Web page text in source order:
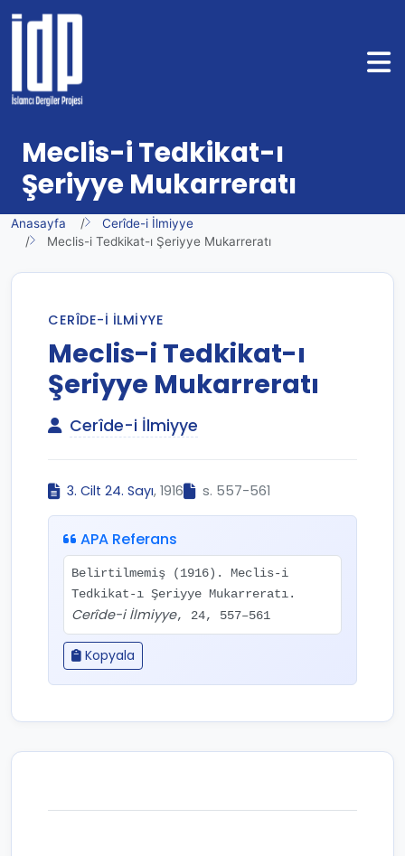
Meclis-i Tedkikat-ı
Şeriyye Mukarreratı
Anasayfa
Cerîde-i İlmiyye
Meclis-i Tedkikat-ı Şeriyye Mukarreratı
CERÎDE-I İLMIYYE
Meclis-i Tedkikat-ı
Şeriyye Mukarreratı
Cerîde-i İlmiyye
3. Cilt 24. Sayı, 1916 s. 557-561
APA Referans
Belirtilmemiş (1916). Meclis-i
Tedkikat-ı Şeriyye Mukarreratı.
Cerîde-i İlmiyye, 24, 557–561
Kopyala